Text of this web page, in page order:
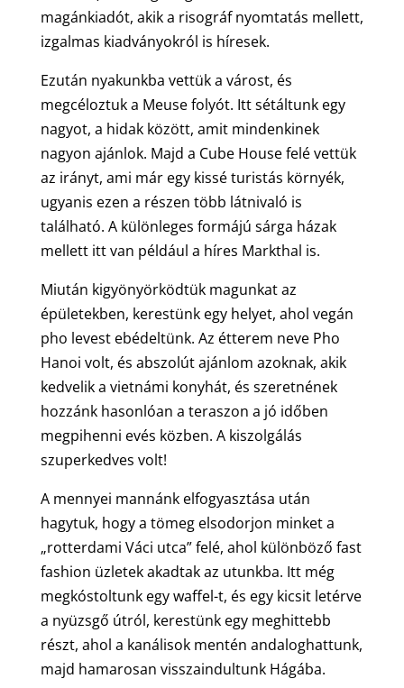
magánkiadót, akik a risográf nyomtatás mellett,
izgalmas kiadványokról is híresek.
Ezután nyakunkba vettük a várost, és
megcéloztuk a Meuse folyót. Itt sétáltunk egy
nagyot, a hidak között, amit mindenkinek
nagyon ajánlok. Majd a Cube House felé vettük
az irányt, ami már egy kissé turistás környék,
ugyanis ezen a részen több látnivaló is
található. A különleges formájú sárga házak
mellett itt van például a híres Markthal is.
Miután kigyönyörködtük magunkat az
épületekben, kerestünk egy helyet, ahol vegán
pho levest ebédeltünk. Az étterem neve Pho
Hanoi volt, és abszolút ajánlom azoknak, akik
kedvelik a vietnámi konyhát, és szeretnének
hozzánk hasonlóan a teraszon a jó időben
megpihenni evés közben. A kiszolgálás
szuperkedves volt!
A mennyei mannánk elfogyasztása után
hagytuk, hogy a tömeg elsodorjon minket a
„rotterdami Váci utca” felé, ahol különböző fast
fashion üzletek akadtak az utunkba. Itt még
megkóstoltunk egy waffel-t, és egy kicsit letérve
a nyüzsgő útról, kerestünk egy meghittebb
részt, ahol a kanálisok mentén andaloghattunk,
majd hamarosan visszaindultunk Hágába.